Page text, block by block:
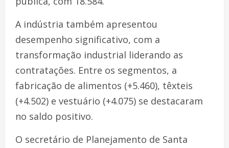
A indústria também apresentou
desempenho significativo, com a
transformação industrial liderando as
contratações. Entre os segmentos, a
fabricação de alimentos (+5.460), têxteis
(+4.502) e vestuário (+4.075) se destacaram
no saldo positivo.
O secretário de Planejamento de Santa